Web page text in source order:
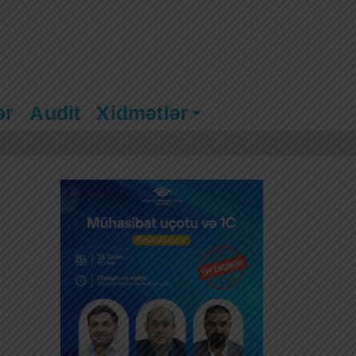
Audit Xidmətlər